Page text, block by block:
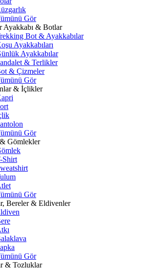
Gör
Ayakkabı & Botlar
Bot & Ayakkabılar
Ayakkabıları
Ayakkabılar
& Terlikler
& Çizmeler
Gör
& İçlikler
Gör
Gömlekler
Shirt
Gör
Bereler & Eldivenler
Gör
& Tozluklar